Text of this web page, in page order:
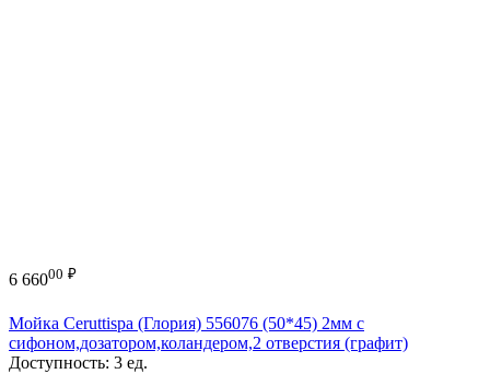
6 66000 ₽
Мойка Ceruttispa (Глория) 556076 (50*45) 2мм с
сифоном,дозатором,коландером,2 отверстия (графит)
Доступность: 3 ед.